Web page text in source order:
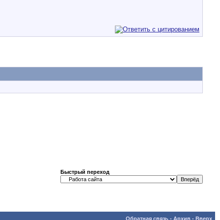
Быстрый переход
Обратная связь - Архив - Вверх